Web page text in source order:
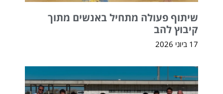
שיתוף פעולה מתחיל באנשים מתוך
קיבוץ להב
17 ביוני 2026